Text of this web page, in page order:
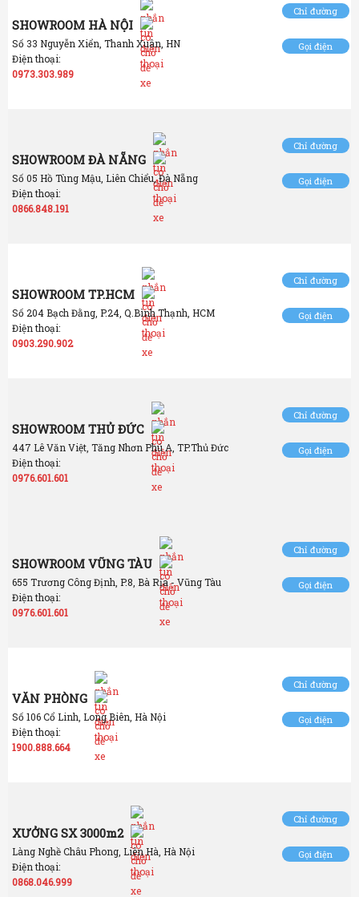
SHOWROOM HÀ NỘI
Số 33 Nguyễn Xiển, Thanh Xuân, HN
Điện thoại:
0973.303.989
Chỉ đường
Gọi điện
SHOWROOM ĐÀ NẴNG
Số 05 Hồ Tùng Mậu, Liên Chiểu, Đà Nẵng
Điện thoại:
0866.848.191
Chỉ đường
Gọi điện
SHOWROOM TP.HCM
Số 204 Bạch Đằng, P.24, Q.Bình Thạnh, HCM
Điện thoại:
0903.290.902
Chỉ đường
Gọi điện
SHOWROOM THỦ ĐỨC
447 Lê Văn Việt, Tăng Nhơn Phú A, TP.Thủ Đức
Điện thoại:
0976.601.601
Chỉ đường
Gọi điện
SHOWROOM VŨNG TÀU
655 Trương Công Định, P.8, Bà Rịa - Vũng Tàu
Điện thoại:
0976.601.601
Chỉ đường
Gọi điện
VĂN PHÒNG
Số 106 Cổ Linh, Long Biên, Hà Nội
Điện thoại:
1900.888.664
Chỉ đường
Gọi điện
XƯỞNG SX 3000m2
Làng Nghề Châu Phong, Liên Hà, Hà Nội
Điện thoại:
0868.046.999
Chỉ đường
Gọi điện